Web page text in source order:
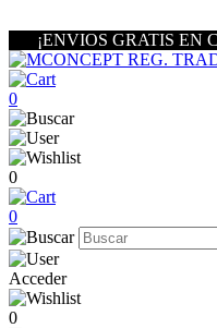
¡ENVIOS GRATIS EN
0
0
0
Acceder
0